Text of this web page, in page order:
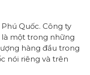
Quốc. Công ty
một trong những
hàng đầu trong
nói riêng và trên